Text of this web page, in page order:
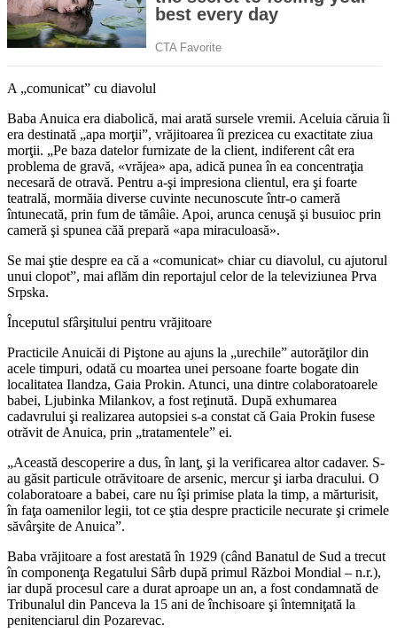
A „comunicat” cu diavolul
Baba Anuica era diabolică, mai arată sursele vremii. Aceluia căruia îi
era destinată „apa morţii”, vrăjitoarea îi prezicea cu exactitate ziua
morţii. „Pe baza datelor furnizate de la client, indiferent cât era
problema de gravă, «vrăjea» apa, adică punea în ea concentraţia
necesară de otravă. Pentru a-şi impresiona clientul, era şi foarte
teatrală, mormăia diverse cuvinte necunoscute într-o cameră
întunecată, prin fum de tămâie. Apoi, arunca cenuşă şi busuioc prin
cameră şi spunea căă prepară «apa miraculoasă».
Se mai ştie despre ea că a «comunicat» chiar cu diavolul, cu ajutorul
unui clopot”, mai aflăm din reportajul celor de la televiziunea Prva
Srpska.
Începutul sfârşitului pentru vrăjitoare
Practicile Anuicăi di Piştone au ajuns la „urechile” autorăţilor din
acele timpuri, odată cu moartea unei persoane foarte bogate din
localitatea Ilandza, Gaia Prokin. Atunci, una dintre colaboratoarele
babei, Ljubinka Milankov, a fost reţinută. După exhumarea
cadavrului şi realizarea autopsiei s-a constat că Gaia Prokin fusese
otrăvit de Anuica, prin „tratamentele” ei.
„Această descoperire a dus, în lanţ, şi la verificarea altor cadaver. S-
au găsit particule otrăvitoare de arsenic, mercur şi iarba dracului. O
colaboratoare a babei, care nu îşi primise plata la timp, a mărturisit,
în faţa oamenilor legii, tot ce ştia despre practicile necurate şi crimele
săvârşite de Anuica”.
Baba vrăjitoare a fost arestată în 1929 (când Banatul de Sud a trecut
în componenţa Regatului Sârb după primul Război Mondial – n.r.),
iar după procesul care a durat aproape un an, a fost condamnată de
Tribunalul din Panceva la 15 ani de închisoare şi întemniţată la
penitenciarul din Pozarevac.